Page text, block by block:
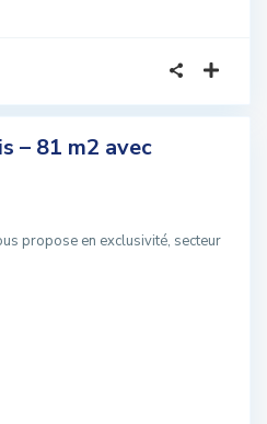
– 81 m2 avec
propose en exclusivité, secteur